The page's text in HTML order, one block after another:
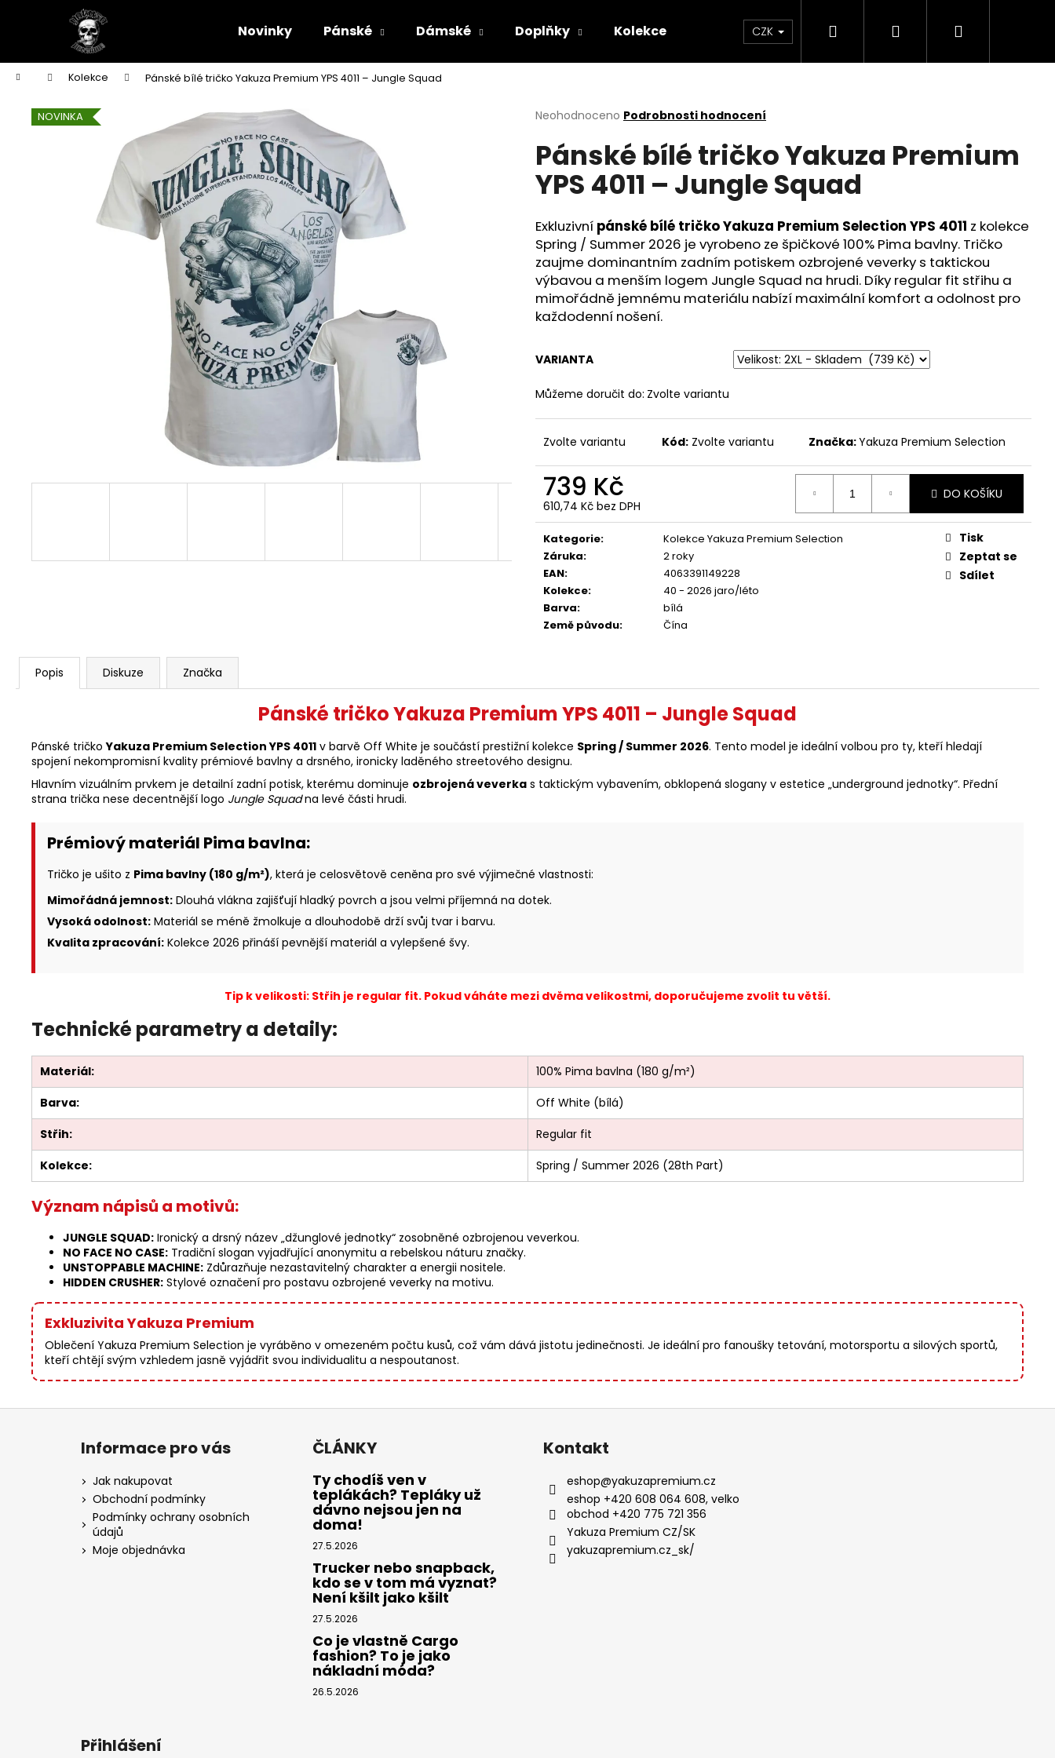
Novinky Pánské Dámské Doplňky Kolekce Kontakt Velkoobchod Obchodní
CZK Hledat PřihlášeníNákupní
Domů Kolekce Pánské bílé tričko Yakuza Premium YPS 4011 – Jungle Squad
Průměrné
produktu
je
0,0
z
hvězdiček.
Neohodnoceno Podrobnosti hodnocení
Pánské bílé tričko Yakuza Premium
YPS 4011 – Jungle Squad
Exkluzivní pánské bílé tričko Yakuza Premium Selection YPS 4011 z kolekce
Spring / Summer 2026 je vyrobeno ze špičkové 100% Pima bavlny. Tričko
zaujme dominantním zadním potiskem ozbrojené veverky s taktickou
výbavou a menším logem Jungle Squad na hrudi. Díky regular fit střihu a
mimořádně jemnému materiálu nabízí maximální komfort a odolnost pro
každodenní nošení.
VARIANTA
Můžeme doručit do: Zvolte variantu
Zvolte variantu Kód: Zvolte variantu Značka:Yakuza Premium Selection
739 Kč
610,74 Kč bez DPH
Měrná
cena:
DO KOŠÍKU
Kategorie:
Kolekce Yakuza Premium Selection
Záruka:
2 roky
EAN:
4063391149228
Kolekce:
40 - 2026 jaro/léto
Barva:
bílá
Země původu: Čína
Tisk
Zeptat se
Sdílet
NOVINKA
Popis Diskuze Značka
Pánské tričko Yakuza Premium YPS 4011 – Jungle Squad
Pánské tričkoYakuza Premium Selection YPS 4011 v barvě Off White je součástí prestižní kolekce Spring / Summer 2026. Tento model je ideální volbou pro ty, kteří hledají
spojení nekompromisní kvality prémiové bavlny a drsného, ironicky laděného streetového designu.
Hlavním vizuálním prvkem je detailní zadní potisk, kterému dominuje ozbrojená veverka s taktickým vybavením, obklopená slogany v estetice „underground jednotky“. Přední
strana trička nese decentnější logo Jungle Squadna levé části hrudi.
Prémiový materiál Pima bavlna:
Tričko je ušito z Pima bavlny (180 g/m²), která je celosvětově ceněna pro své výjimečné vlastnosti:
Mimořádná jemnost: Dlouhá vlákna zajišťují hladký povrch a jsou velmi příjemná na dotek.
Vysoká odolnost: Materiál se méně žmolkuje a dlouhodobě drží svůj tvar i barvu.
Kvalita zpracování: Kolekce 2026 přináší pevnější materiál a vylepšené švy.
Tip k velikosti: Střih je regular fit. Pokud váháte mezi dvěma velikostmi, doporučujeme zvolit tu větší.
Technické parametry a detaily:
Materiál:
100% Pima bavlna (180 g/m²)
Barva:
Off White (bílá)
Střih:
Regular fit
Kolekce:
Spring / Summer 2026 (28th Part)
Význam nápisů a motivů:
JUNGLE SQUAD: Ironický a drsný název „džunglové jednotky“ zosobněné ozbrojenou veverkou.
NO FACE NO CASE: Tradiční slogan vyjadřující anonymitu a rebelskou náturu značky.
UNSTOPPABLE MACHINE: Zdůrazňuje nezastavitelný charakter a energii nositele.
HIDDEN CRUSHER: Stylové označení pro postavu ozbrojené veverky na motivu.
Exkluzivita Yakuza Premium
Oblečení Yakuza Premium Selection je vyráběno v omezeném počtu kusů, což vám dává jistotu jedinečnosti. Je ideální pro fanoušky tetování, motorsportu a silových sportů,
kteří chtějí svým vzhledem jasně vyjádřit svou individualitu a nespoutanost.
í
Zpět
do
obchodu
Zpět
do
obchodu
Co potřebujete najít?
HLEDAT
Doporučujeme
PÁNSKÉ TMAVĚ MODRÉ TRIČKO YAKUZA
PREMIUM YPS 4008 – ETERNAL ENEMY
PÁNSKÉ KOUPACÍ ŠORTKY YAKUZA
PREMIUM SELECTION YPSW 4076 ČERNÉ
PREMIUM BL-204 - BROKEN LEGEND
Informace pro vás
Jak nakupovat
Obchodní podmínky
Podmínky ochrany osobních
údajů
Moje objednávka
ČLÁNKY
Ty chodíš ven v
teplákách? Tepláky už
dávno nejsou jen na
doma!
27.5.2026
Trucker nebo snapback,
kdo se v tom má vyznat?
Není kšilt jako kšilt
27.5.2026
Co je vlastně Cargo
fashion? To je jako
nákladní móda?
26.5.2026
Kontakt
eshop@yakuzapremium.cz
eshop +420 608 064 608, velko
obchod +420 775 721 356
Yakuza Premium CZ/SK
yakuzapremium.cz_sk/
Přihlášení